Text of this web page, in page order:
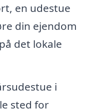
en udestue
din ejendom
det lokale
i
sted for